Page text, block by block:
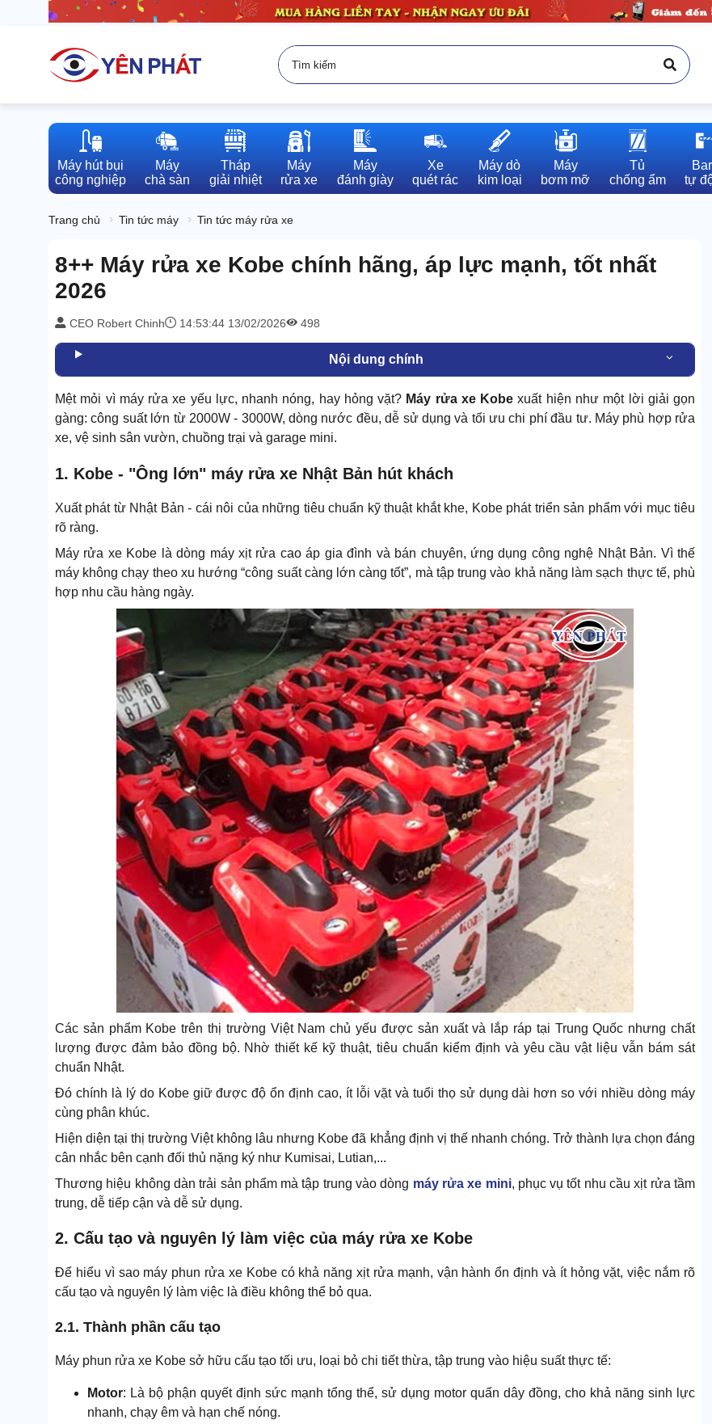
Máy hút bụi
công nghiệp
Máy
chà sàn
Tháp
giải nhiệt
Máy
rửa xe
Máy
đánh giày
Xe
quét rác
Máy dò
kim loại
Máy
bơm mỡ
Tủ
chống ẩm
tự
Trang chủ Tin tức máy Tin tức máy rửa xe
8++ Máy rửa xe Kobe chính hãng, áp lực mạnh, tốt nhất
2026
CEO Robert Chinh 14:53:44 13/02/2026 498
Nội dung chính
Mệt mỏi vì máy rửa xe yếu lực, nhanh nóng, hay hỏng vặt? Máy rửa xe Kobe xuất hiện như một lời giải gọn
gàng: công suất lớn từ 2000W - 3000W, dòng nước đều, dễ sử dụng và tối ưu chi phí đầu tư. Máy phù hợp rửa
xe, vệ sinh sân vườn, chuồng trại và garage mini.
1. Kobe - "Ông lớn" máy rửa xe Nhật Bản hút khách
Xuất phát từ Nhật Bản - cái nôi của những tiêu chuẩn kỹ thuật khắt khe, Kobe phát triển sản phẩm với mục tiêu
rõ ràng.
Máy rửa xe Kobe là dòng máy xịt rửa cao áp gia đình và bán chuyên, ứng dụng công nghệ Nhật Bản. Vì thế
máy không chạy theo xu hướng “công suất càng lớn càng tốt”, mà tập trung vào khả năng làm sạch thực tế, phù
hợp nhu cầu hàng ngày.
Các sản phẩm Kobe trên thị trường Việt Nam chủ yếu được sản xuất và lắp ráp tại Trung Quốc nhưng chất
lượng được đảm bảo đồng bộ. Nhờ thiết kế kỹ thuật, tiêu chuẩn kiểm định và yêu cầu vật liệu vẫn bám sát
chuẩn Nhật.
Đó chính là lý do Kobe giữ được độ ổn định cao, ít lỗi vặt và tuổi thọ sử dụng dài hơn so với nhiều dòng máy
cùng phân khúc.
Hiện diện tại thị trường Việt không lâu nhưng Kobe đã khẳng định vị thế nhanh chóng. Trở thành lựa chọn đáng
cân nhắc bên cạnh đối thủ nặng ký như Kumisai, Lutian,...
Thương hiệu không dàn trải sản phẩm mà tập trung vào dòng máy rửa xe mini, phục vụ tốt nhu cầu xịt rửa tầm
trung, dễ tiếp cận và dễ sử dụng.
2. Cấu tạo và nguyên lý làm việc của máy rửa xe Kobe
Để hiểu vì sao máy phun rửa xe Kobe có khả năng xịt rửa mạnh, vận hành ổn định và ít hỏng vặt, việc nắm rõ
cấu tạo và nguyên lý làm việc là điều không thể bỏ qua.
2.1. Thành phần cấu tạo
Máy phun rửa xe Kobe sở hữu cấu tạo tối ưu, loại bỏ chi tiết thừa, tập trung vào hiệu suất thực tế:
Motor: Là bộ phận quyết định sức mạnh tổng thể, sử dụng motor quấn dây đồng, cho khả năng sinh lực
nhanh, chạy êm và hạn chế nóng.